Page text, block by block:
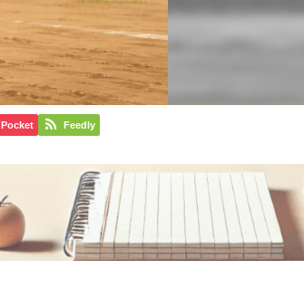
Pocket Feedly